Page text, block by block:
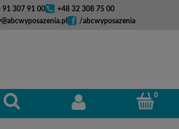
91 307 91 00
+48 32 308 75 00
/abcwyposazenia